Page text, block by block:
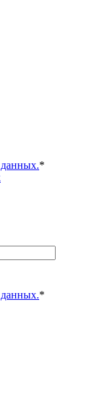
*
*